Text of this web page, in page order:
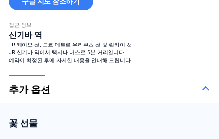
접근 정보
신기바 역
JR 케이요 선, 도쿄 메트로 유라쿠초 선 및 린카이 선.
JR 신기바 역에서 택시나 버스로 5분 거리입니다.
예약이 확정된 후에 자세한 내용을 안내해 드립니다.
추가 옵션
꽃 선물